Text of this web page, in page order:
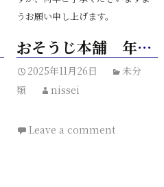
うお願い申し上げます。
【冬季休暇期間】
2025年12月27日
（土）～2026年1月5
おそうじ本舗 年越大そうじキャンペーン
2025年11月26日
未分
類
nissei
Leave a comment